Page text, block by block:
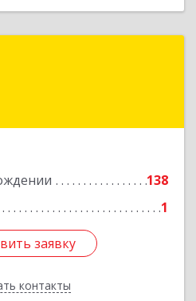
138
1
заявку
контакты
Липецк г, 50 лет НЛМК
заявку
Назад